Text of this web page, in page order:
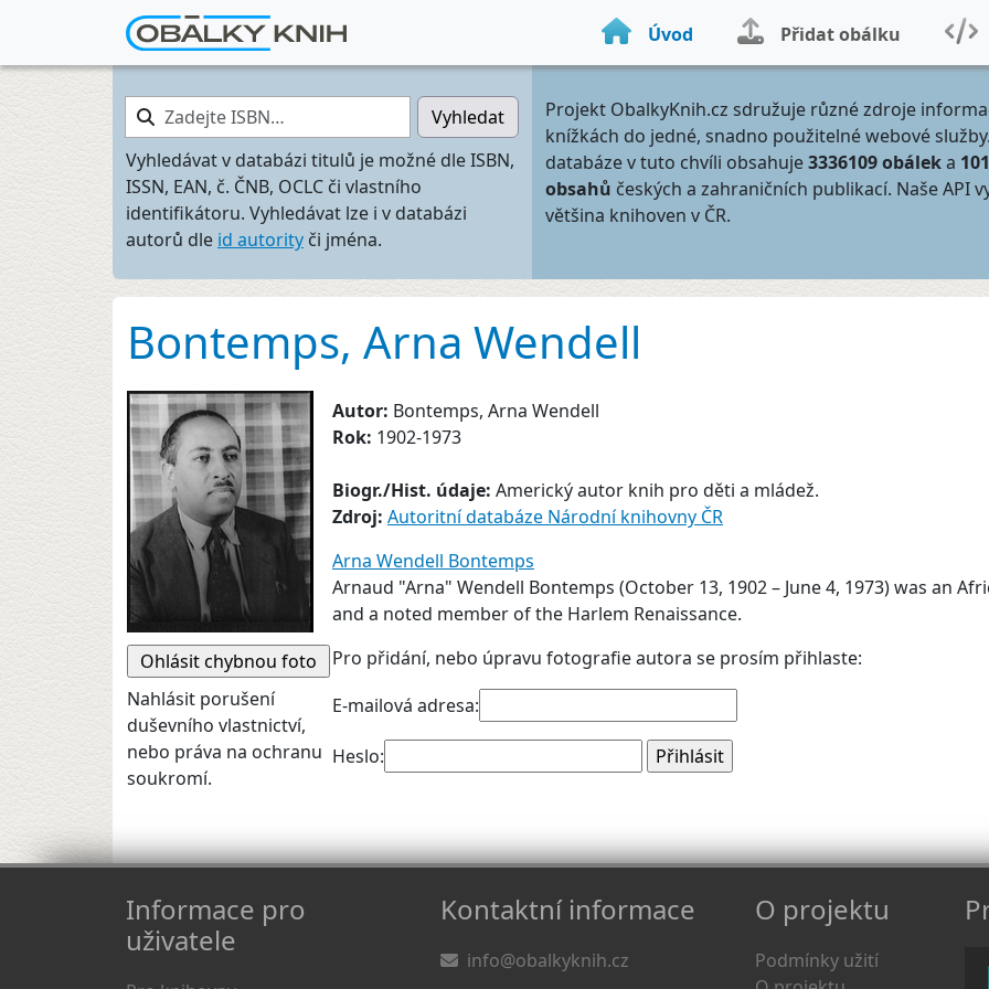
Úvod Přidat obálku
Zadejte ISBN…
Vyhledat
Vyhledávat v databázi titulů je možné dle ISBN,
ISSN, EAN, č. ČNB, OCLC či vlastního
identifikátoru. Vyhledávat lze i v databázi
autorů dle id autority či jména.
Projekt ObalkyKnih.cz sdružuje různé zdroje
knížkách do jedné, snadno použitelné webové
databáze v tuto chvíli obsahuje3336109 obáleka
obsahů českých a zahraničních publikací. Naše API
většina knihoven v ČR.
Bontemps, Arna Wendell
Nahlásit porušení
duševního vlastnictví,
nebo práva na ochranu
soukromí.
Autor: Bontemps, Arna Wendell
Rok: 1902-1973
Biogr./Hist. údaje: Americký autor knih pro děti a mládež.
Zdroj: Autoritní databáze Národní knihovny ČR
Arna Wendell Bontemps
Arnaud "Arna" Wendell Bontemps (October 13, 1902 – June 4, 1973) was an
and a noted member of the Harlem Renaissance.
Pro přidání, nebo úpravu fotografie autora se prosím přihlaste:
E-mailová adresa:
Heslo:
Informace pro
uživatele
Kontaktní informace
info@obalkyknih.cz
O projektu
Podmínky užití